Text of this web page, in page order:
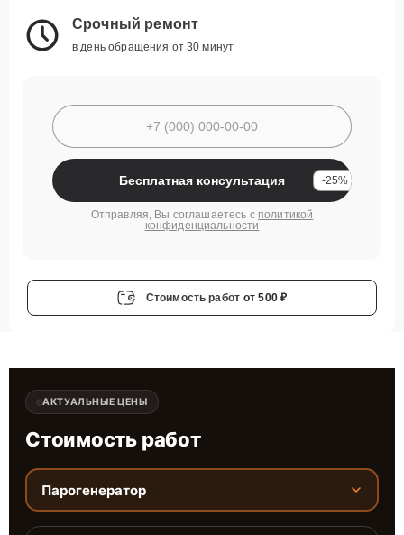
Срочный ремонт
в день обращения от 30 минут
Бесплатная консультация -25%
Отправляя, Вы соглашаетесь с политикой
конфиденциальности
Стоимость работ от 500 ₽
АКТУАЛЬНЫЕ ЦЕНЫ
Стоимость работ
Парогенератор